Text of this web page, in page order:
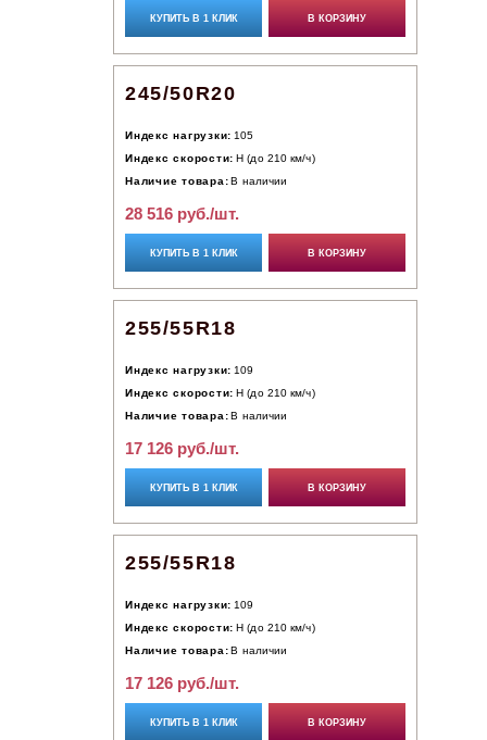
КУПИТЬ В 1 КЛИК В КОРЗИНУ
245/50R20
Индекс нагрузки: 105
Индекс скорости: H (до 210 км/ч)
Наличие товара: В наличии
28 516 руб./шт.
КУПИТЬ В 1 КЛИК В КОРЗИНУ
255/55R18
Индекс нагрузки: 109
Индекс скорости: H (до 210 км/ч)
Наличие товара: В наличии
17 126 руб./шт.
КУПИТЬ В 1 КЛИК В КОРЗИНУ
255/55R18
Индекс нагрузки: 109
Индекс скорости: H (до 210 км/ч)
Наличие товара: В наличии
17 126 руб./шт.
КУПИТЬ В 1 КЛИК В КОРЗИНУ